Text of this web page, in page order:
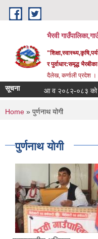
Skip to main content
भैरवी
र पुर्वाधार:समृद्ध
दैलेख, कर्णाली प्रदेश ।
सूचना आ व २०८२-०८३ को
You are here
Home » पुर्णनाथ योगी
पुर्णनाथ योगी